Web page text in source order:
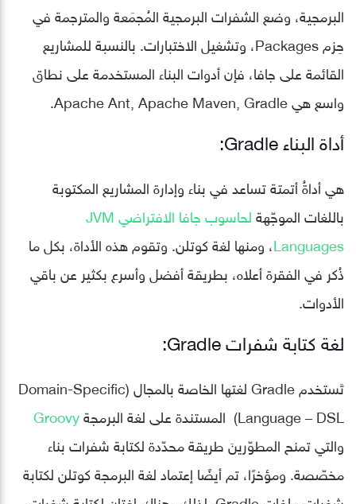
البرمجية، وضع الشفرات البرمجية المُجمَعة والمترجمة في
حِزم Packages، وتشغيل الاختبارات. بالنسبة للمشاريع
القائمة على جافا، فإن أدوات البناء المستخدمة على نطاق
واسع هي Apache Ant, Apache Maven, Gradle.
أداة البناء Gradle:
هي أداةُ أتمتة تساعد في بناء وإدارة المشاريع المكتوبة
باللغات الموجّهة
لحاسوب جافا الافتراضي JVM
Languages، ومنها لغة كوتلن. وتقوم هذه الأداة، بكل ما
ذُكر في الفقرة أعلاه، بطريقة أفضل وأسرع بكثير عن باقي
الأدوات.
لغة كتابة شفرات Gradle:
تَستخدم Gradle لغتها الخاصة بالمجال (Domain-Specific
Language – DSL) المستندة على لغة البرمجة
Groovy
والتي تمنح المطوّرينَ طريقة محدّدة لكتابة شفرات بناء
مخصّصة. ومؤخرًا، تم أيضًا إعتماد لغة البرمجة كوتلن لكتابة